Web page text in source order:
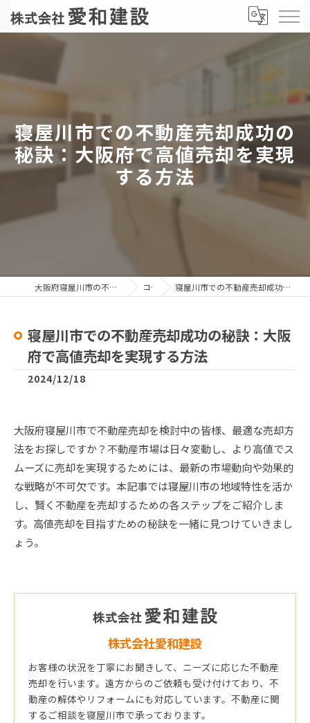
寝屋川市での不動産売却成功の
秘訣：大阪府で高値売却を実現
する方法
大阪府寝屋川市の不動産売却なら株式会社愛和建設 コラム 寝屋川市での不動産売却成功の秘訣：大阪府で高値売却を実現する方法
寝屋川市での不動産売却成功の秘訣：大阪
府で高値売却を実現する方法
2024/12/18
大阪府寝屋川市で不動産売却を検討中の皆様、最適な売却方
法をお探しですか？不動産市場は日々変動し、より高値でス
ムーズに売却を実現するためには、最新の市場動向や効果的
な戦略が不可欠です。本記事では寝屋川市の地域特性を活か
し、賢く不動産を売却するための各ステップをご紹介しま
す。高値売却を目指すための秘訣を一緒に見つけていきまし
ょう。
株式会社愛和建設
お客様の状況を丁寧にお聞きして、ニーズに応じた不動産
売却を行います。遠方からのご依頼も受け付けており、不
動産の解体やリフォームにも対応しています。不動産に関
するご相談を寝屋川市で承っております。